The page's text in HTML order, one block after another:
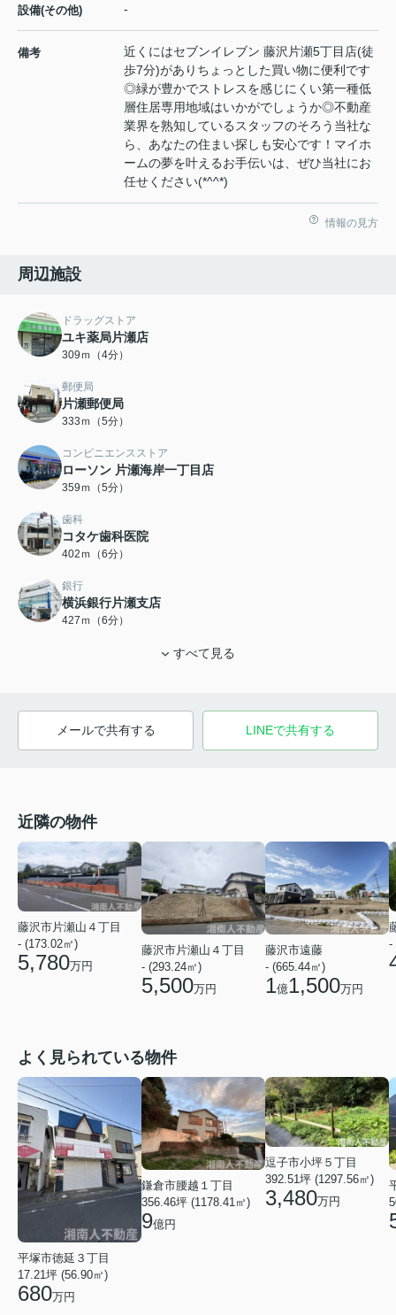
設備(その他) -
備考
近くにはセブンイレブン 藤沢片瀬5丁目店(徒
歩7分)がありちょっとした買い物に便利です
◎緑が豊かでストレスを感じにくい第一種低
層住居専用地域はいかがでしょうか◎不動産
業界を熟知しているスタッフのそろう当社な
ら、あなたの住まい探しも安心です！マイホ
ームの夢を叶えるお手伝いは、ぜひ当社にお
任せください(*^^*)
情報の見方
周辺施設
ドラッグストア
ユキ薬局片瀬店
309ｍ（4分）
郵便局
片瀬郵便局
333ｍ（5分）
コンビニエンスストア
ローソン 片瀬海岸一丁目店
359ｍ（5分）
歯科
コタケ歯科医院
402ｍ（6分）
銀行
横浜銀行片瀬支店
427ｍ（6分）
すべて見る
メールで共有する LINEで共有する
近隣の物件
藤沢市片瀬山４丁目
- (173.02㎡)
5,780万円
藤沢市片瀬山４丁目
- (293.24㎡)
5,500万円
藤沢市遠藤
- (665.44㎡)
1億1,500万円
-
よく見られている物件
平塚市徳延３丁目
17.21坪 (56.90㎡)
680万円
鎌倉市腰越１丁目
356.46坪 (1178.41㎡)
9億円
逗子市小坪５丁目
392.51坪 (1297.56㎡)
3,480万円